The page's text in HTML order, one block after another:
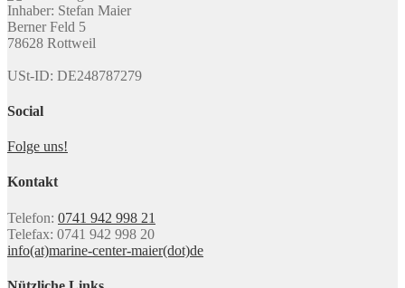
Inhaber: Stefan Maier
Berner Feld 5
78628 Rottweil
USt-ID: DE248787279
Social
Folge uns!
Kontakt
Telefon: 0741 942 998 21
Telefax: 0741 942 998 20
info(at)marine-center-maier(dot)de